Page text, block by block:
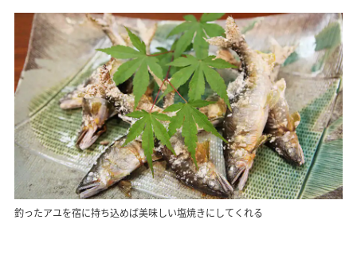
釣ったアユを宿に持ち込めば美味しい塩焼きにしてくれる